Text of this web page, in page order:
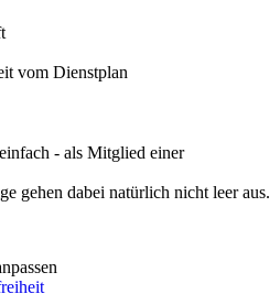
vom Dienstplan
- als Mitglied einer
gehen dabei natürlich nicht leer aus.